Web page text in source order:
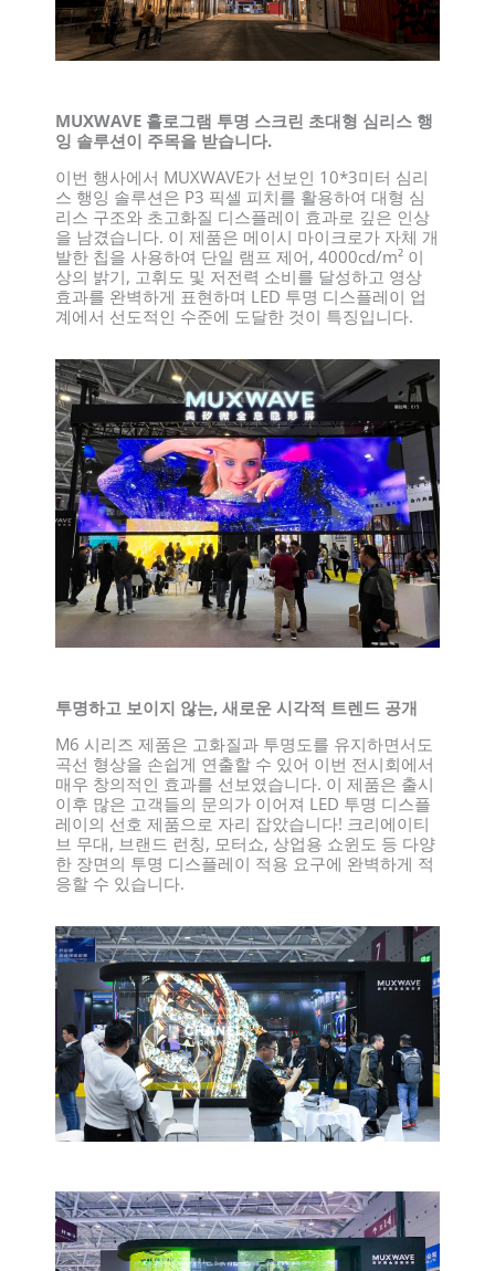
MUXWAVE 홀로그램 투명 스크린 초대형 심리스 행
잉 솔루션이 주목을 받습니다.
이번 행사에서 MUXWAVE가 선보인 10*3미터 심리
스 행잉 솔루션은 P3 픽셀 피치를 활용하여 대형 심
리스 구조와 초고화질 디스플레이 효과로 깊은 인상
을 남겼습니다. 이 제품은 메이시 마이크로가 자체 개
발한 칩을 사용하여 단일 램프 제어, 4000cd/m² 이
상의 밝기, 고휘도 및 저전력 소비를 달성하고 영상
효과를 완벽하게 표현하며 LED 투명 디스플레이 업
계에서 선도적인 수준에 도달한 것이 특징입니다.
투명하고 보이지 않는, 새로운 시각적 트렌드 공개
M6 시리즈 제품은 고화질과 투명도를 유지하면서도
곡선 형상을 손쉽게 연출할 수 있어 이번 전시회에서
매우 창의적인 효과를 선보였습니다. 이 제품은 출시
이후 많은 고객들의 문의가 이어져 LED 투명 디스플
레이의 선호 제품으로 자리 잡았습니다! 크리에이티
브 무대, 브랜드 런칭, 모터쇼, 상업용 쇼윈도 등 다양
한 장면의 투명 디스플레이 적용 요구에 완벽하게 적
응할 수 있습니다.